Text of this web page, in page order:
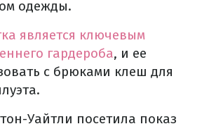
одежды.
является ключевым
гардероба, и ее
с брюками клеш для
Уайтли посетила показ